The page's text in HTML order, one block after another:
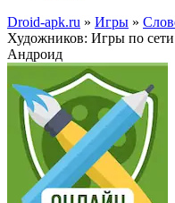
Droid-apk.ru » Игры »
Художников: Игры по
Андроид